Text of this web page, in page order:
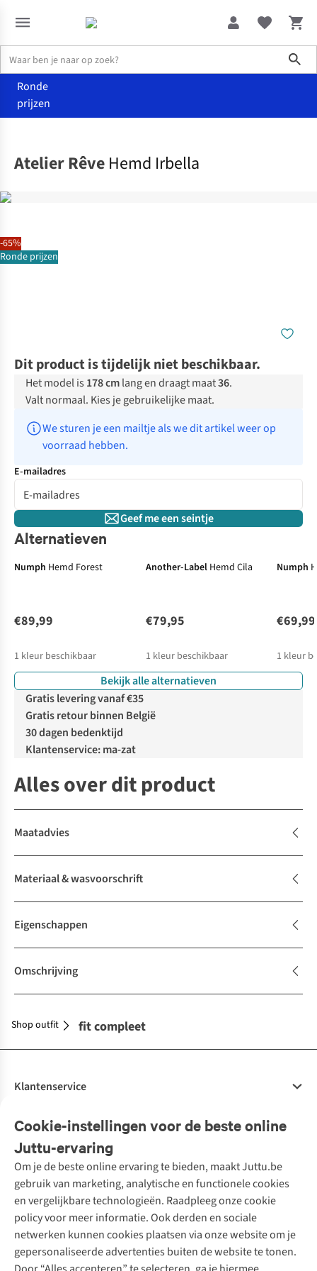
Ronde
prijzen
-65%
Ronde prijzen
Atelier Rêve Hemd Irbella
Dit product is tijdelijk niet beschikbaar.
Het model is 178 cmlang en draagt maat36.
Valt normaal. Kies je gebruikelijke maat.
We sturen je een mailtje als we dit artikel weer op
voorraad hebben.
E-mailadres
Geef me een seintje
Alternatieven
Numph Hemd Forest
€89,99
1 kleur beschikbaar
Another-Label Hemd Cila
€79,95
1 kleur beschikbaar
Numph
€69,99
1 kleur
Bekijk alle alternatieven
Gratis levering vanaf €35
Gratis retour binnen België
30 dagen bedenktijd
Klantenservice: ma-zat
Alles over dit product
Maatadvies
Materiaal & wasvoorschrift
Eigenschappen
Omschrijving
Maak je outfit compleet
Shop outfit
Cookie-instellingen voor de beste online
Juttu-ervaring
Om je de beste online ervaring te bieden, maakt Juttu.be
gebruik van marketing, analytische en functionele cookies
en vergelijkbare technologieën. Raadpleeg onze cookie
policy voor meer informatie. Ook derden en sociale
netwerken kunnen cookies plaatsen via onze website om je
gepersonaliseerde advertenties buiten de website te tonen.
Klantenservice
Bestellen
Betalen
10% studentenkorting
Klarna - achteraf betalen
Levering
Retourneren
Bestelling herroepen
Garantie
Onze diensten
Tweedehands - ReJUsed
Kledingatelier
Personal shopping
Textielbox
Events / workshops
Juttu
Over ons
Juttu Friends
Inspiratie
Werken bij Juttu
Onze winkels
Merken
Nathalie Vleeschouwer
Selected dames
Meld je aan voor de nieuwsbrief